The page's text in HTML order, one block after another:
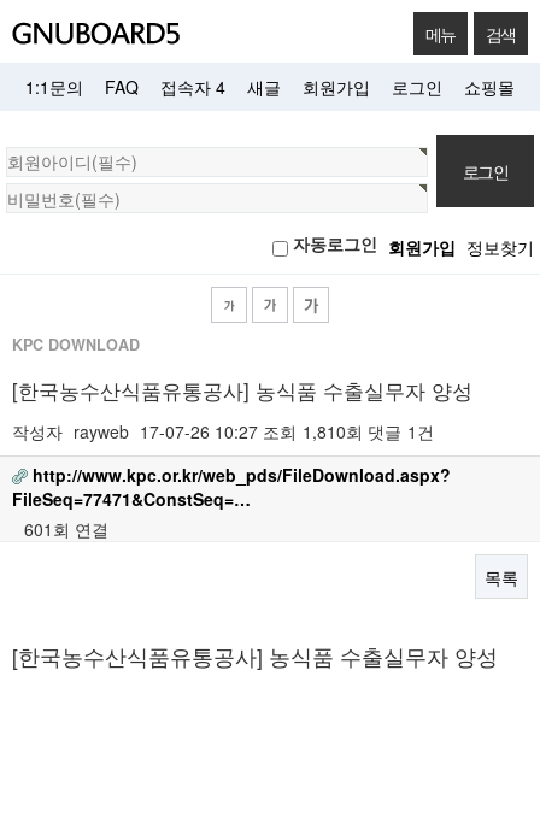
메뉴 검색
1:1문의 FAQ 접속자 4 새글 회원가입 로그인 쇼핑몰
회
원
그
자동로그인 회원가입 정보찾기
KPC DOWNLOAD
[한국농수산식품유통공사] 농식품 수출실무자 양성
작성자 rayweb 17-07-26 10:27 조회 1,810회 댓글 1건
http://www.kpc.or.kr/web_pds/FileDownload.aspx?
FileSeq=77471&ConstSeq=…
601회 연결
목록
본문
[한국농수산식품유통공사] 농식품 수출실무자 양성